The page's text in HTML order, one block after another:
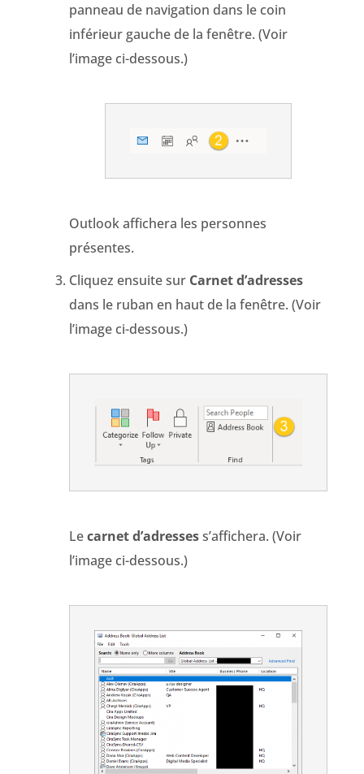
panneau de navigation dans le coin
inférieur gauche de la fenêtre. (Voir
l’image ci-dessous.)
Outlook affichera les personnes
présentes.
Cliquez ensuite sur Carnet d’adresses
dans le ruban en haut de la fenêtre. (Voir
l’image ci-dessous.)
Lecarnet d’adressess’affichera. (Voir
l’image ci-dessous.)